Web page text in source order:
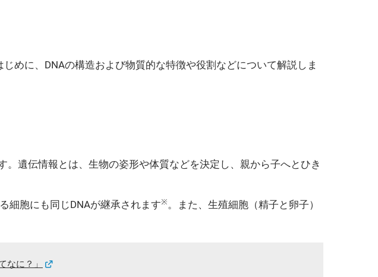
めに、DNAの構造および物質的な特徴や役割などについて解説しま
遺伝情報とは、生物の姿形や体質などを決定し、親から子へとひき
細胞にも同じDNAが継承されます※。また、生殖細胞（精子と卵子）
なに？」